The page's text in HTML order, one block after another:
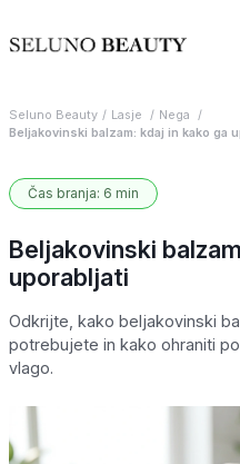
Seluno Beauty Lasje
Nega
Beljakovinski balzam: kdaj in kako ga
Čas branja: 6 min
Beljakovinski
uporabljati
Odkrijte, kako beljakovinski
potrebujete in kako ohraniti
vlago.